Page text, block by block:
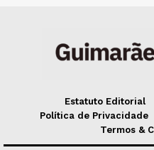
Estatuto Editorial
Política de Privacidade
Termos &